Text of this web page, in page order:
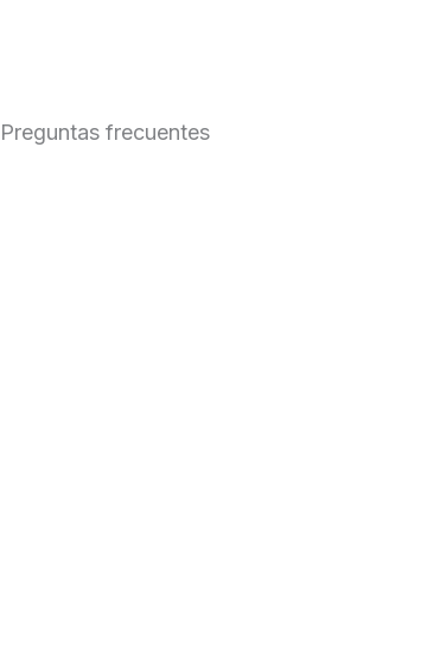
Evita la Contaminación de la Carne con
Preguntas frecuentes